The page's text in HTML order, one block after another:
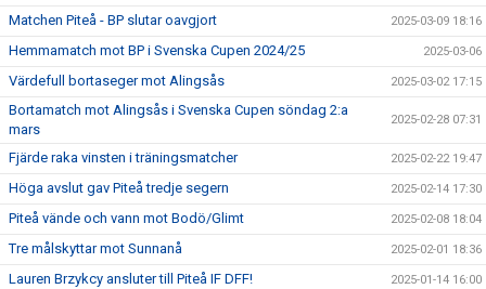
Matchen Piteå - BP slutar oavgjort 2025-03-09 18:16
Hemmamatch mot BP i Svenska Cupen 2024/25 2025-03-06
Värdefull bortaseger mot Alingsås 2025-03-02 17:15
Bortamatch mot Alingsås i Svenska Cupen söndag 2:a
mars
2025-02-28 07:31
Fjärde raka vinsten i träningsmatcher 2025-02-22 19:47
Höga avslut gav Piteå tredje segern 2025-02-14 17:30
Piteå vände och vann mot Bodö/Glimt 2025-02-08 18:04
Tre målskyttar mot Sunnanå 2025-02-01 18:36
Lauren Brzykcy ansluter till Piteå IF DFF! 2025-01-14 16:00